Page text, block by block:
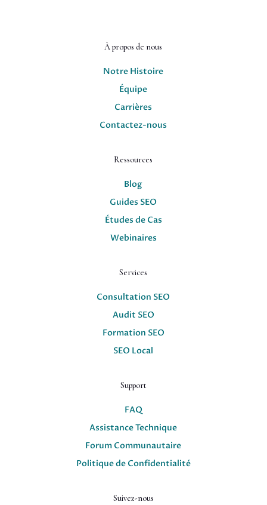
À propos de nous
Notre Histoire
Équipe
Carrières
Contactez-nous
Ressources
Blog
Guides SEO
Études de Cas
Webinaires
Services
Consultation SEO
Audit SEO
Formation SEO
SEO Local
Support
FAQ
Assistance Technique
Forum Communautaire
Politique de Confidentialité
Suivez-nous